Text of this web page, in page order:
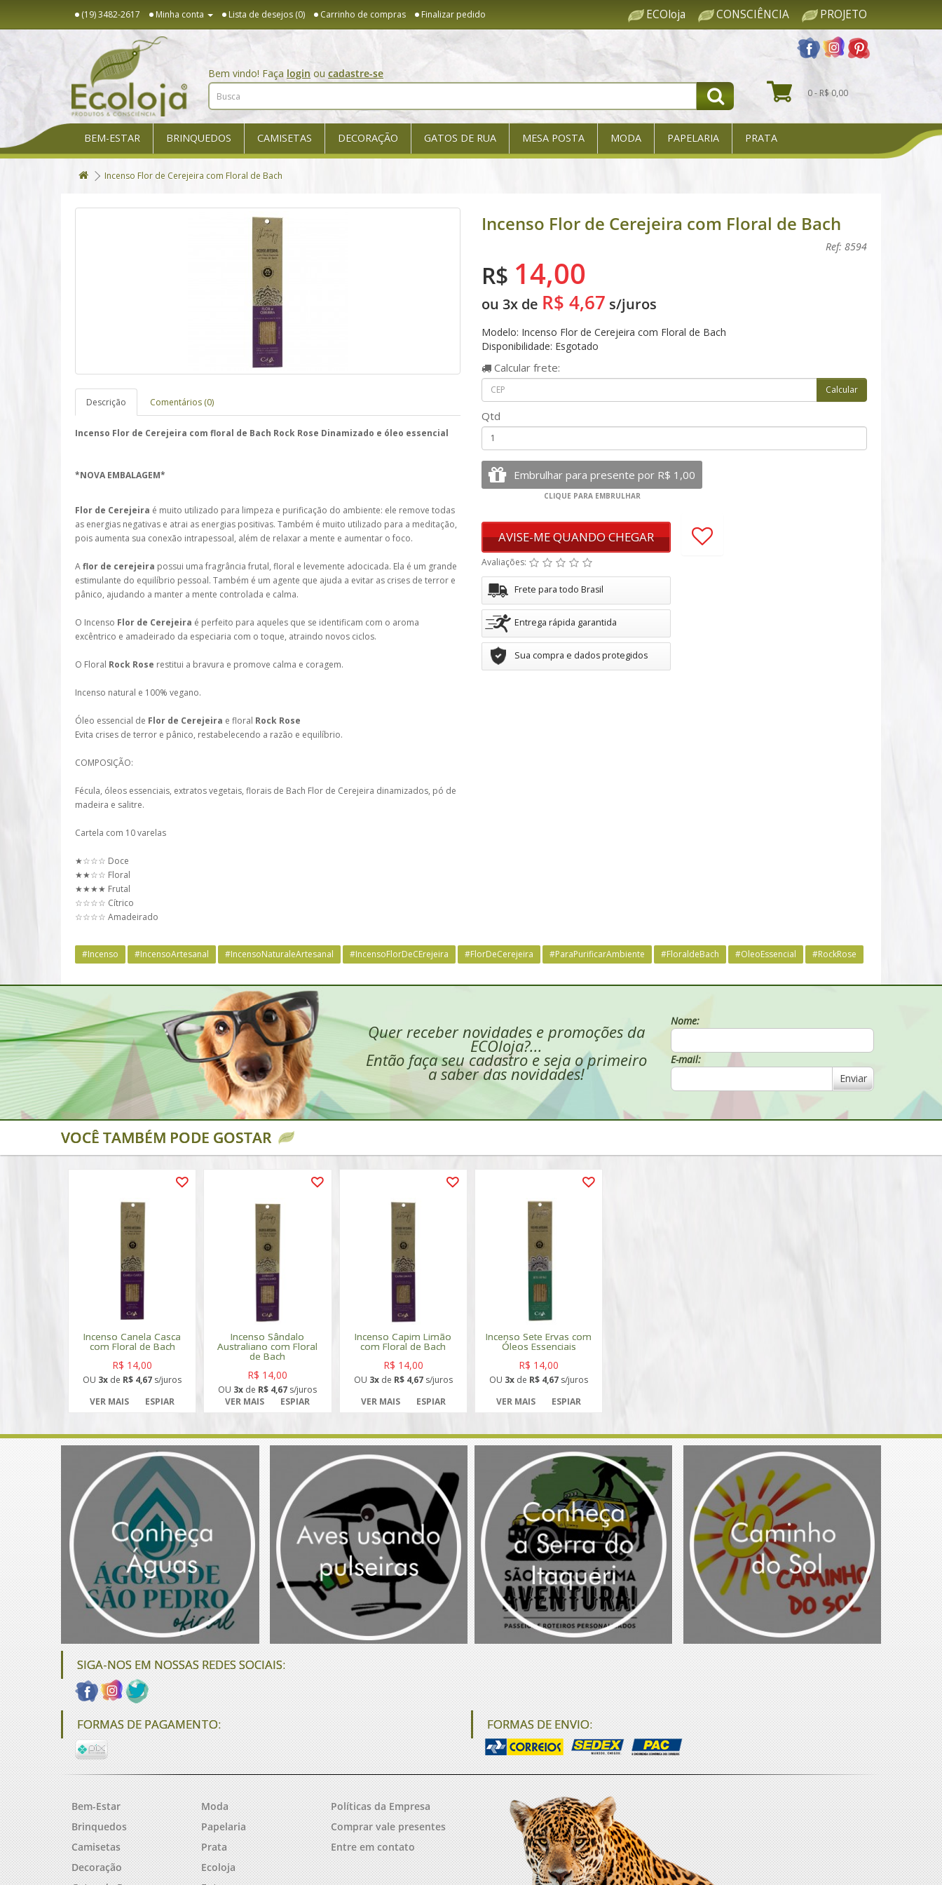
(19) 3482-2617 Minha conta Lista de desejos (0) Carrinho de compras Finalizar pedido ECOloja CONSCIÊNCIA PROJETO
Bem vindo! Faça login ou cadastre-se
0 - R$ 0,00
BEM-ESTAR BRINQUEDOS CAMISETAS DECORAÇÃO GATOS DE RUA MESA POSTA MODA PAPELARIA PRATA
Incenso Flor de Cerejeira com Floral de Bach
Descrição Comentários (0)
Incenso Flor de Cerejeira com floral de Bach Rock Rose Dinamizado e óleo essencial
*NOVA EMBALAGEM*
Flor de Cerejeira é muito utilizado para limpeza e purificação do ambiente: ele remove todas
as energias negativas e atrai as energias positivas. Também é muito utilizado para a meditação,
pois aumenta sua conexão intrapessoal, além de relaxar a mente e aumentar o foco.
Aflor de cerejeira possui uma fragrância frutal, floral e levemente adocicada. Ela é um grande
estimulante do equilíbrio pessoal. Também é um agente que ajuda a evitar as crises de terror e
pânico, ajudando a manter a mente controlada e calma.
O Incenso Flor de Cerejeira é perfeito para aqueles que se identificam com o aroma
excêntrico e amadeirado da especiaria com o toque, atraindo novos ciclos.
O Floral Rock Rose restitui a bravura e promove calma e coragem.
Incenso natural e 100% vegano.
Óleo essencial de Flor de Cerejeira e floral Rock Rose
Evita crises de terror e pânico, restabelecendo a razão e equilíbrio.
COMPOSIÇÃO:
Fécula, óleos essenciais, extratos vegetais, florais de Bach Flor de Cerejeira dinamizados, pó de
madeira e salitre.
Cartela com 10 varelas
★☆☆☆ Doce
★★☆☆ Floral
★★★★ Frutal
☆☆☆☆ Cítrico
☆☆☆☆ Amadeirado
Incenso Flor de Cerejeira com Floral de Bach
Ref: 8594
R$ 14,00
ou 3x de R$ 4,67 s/juros
Modelo: Incenso Flor de Cerejeira com Floral de Bach
Disponibilidade: Esgotado
Calcular frete:
Qtd
AVISE-ME QUANDO CHEGAR
Avaliações:
Frete para todo Brasil
Entrega rápida garantida
Sua compra e dados protegidos
#Incenso #IncensoArtesanal #IncensoNaturaleArtesanal #IncensoFlorDeCErejeira #FlorDeCerejeira #ParaPurificarAmbiente #FloraldeBach #OleoEssencial #RockRose
Quer receber novidades e promoções da
ECOloja?...
Então faça seu cadastro e seja o primeiro
a saber das novidades!
Nome:
E-mail:
Enviar
VOCÊ TAMBÉM PODE GOSTAR
Incenso Canela Casca
com Floral de Bach
R$ 14,00
OU 3x de R$ 4,67 s/juros
VER MAIS
ESPIAR
Incenso Sândalo
Australiano com Floral
de Bach
R$ 14,00
OU 3x de R$ 4,67 s/juros
VER MAIS
ESPIAR
Incenso Capim Limão
com Floral de Bach
R$ 14,00
OU 3xde R$ 4,67s/juros
VER MAIS
ESPIAR
Incenso Sete Ervas com
Óleos Essenciais
R$ 14,00
OU 3x de R$ 4,67 s/juros
VER MAIS
ESPIAR
SIGA-NOS EM NOSSAS REDES SOCIAIS:
FORMAS DE PAGAMENTO: FORMAS DE ENVIO:
Bem-Estar
Brinquedos
Camisetas
Decoração
Moda
Papelaria
Prata
Ecoloja
Políticas da Empresa
Comprar vale presentes
Entre em contato